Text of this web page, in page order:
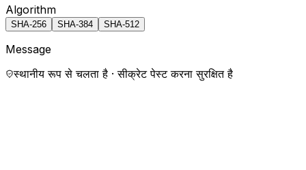
Algorithm
SHA-256 SHA-384 SHA-512
Message
स्थानीय रूप से चलता है · सीक्रेट पेस्ट करना सुरक्षित है